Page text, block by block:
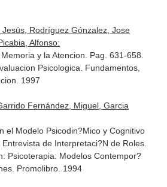
Rodríguez Gónzalez, Jose
Alfonso:
y la Atencion. Pag. 631-658.
Psicologica. Fundamentos,
. 1997
Fernández, Miguel, Garcia
el Modelo Psicodin?Mico y Cognitivo
de Interpretaci?N de Roles.
Psicoterapia: Modelos Contempor?
. Promolibro. 1994